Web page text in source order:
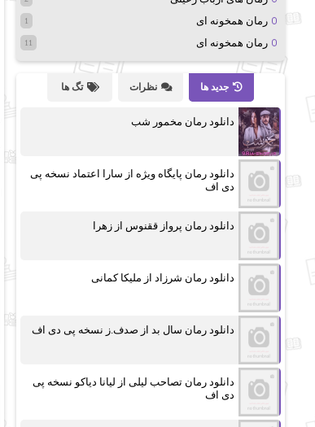
رمان همخونه ای 1
رمان همخونه ای 11
جدید ها نظرات تگ ها
دانلود رمان مخمور شب
دانلود رمان پایگاه ویژه از سارا اعتماد نسخه پی
دی اف
دانلود رمان پرواز ققنوس از زهرا
دانلود رمان شرزاد از ملیکا کمانی
دانلود رمان سال بد از صدف.ز نسخه پی دی اف
دانلود رمان تصاحب لیلی از لیانا دیاکو نسخه پی
دی اف